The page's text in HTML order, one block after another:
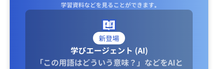
学習資料などを見ることができます｡
新登場
学びエージェント (AI)
「この用語はどういう意味？」などをAIと